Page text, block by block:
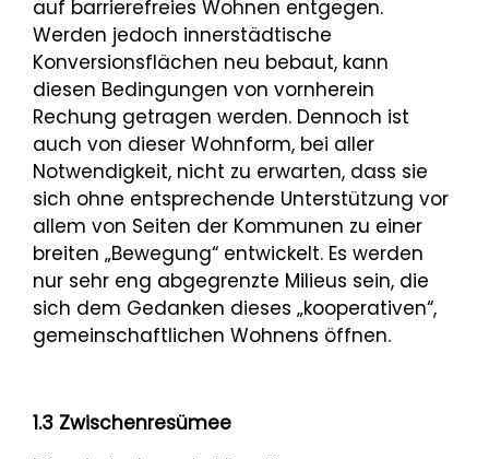
auf barrierefreies Wohnen entgegen.
Werden jedoch innerstädtische
Konversionsflächen neu bebaut, kann
diesen Bedingungen von vornherein
Rechung getragen werden. Dennoch ist
auch von dieser Wohnform, bei aller
Notwendigkeit, nicht zu erwarten, dass sie
sich ohne entsprechende Unterstützung vor
allem von Seiten der Kommunen zu einer
breiten „Bewegung“ entwickelt. Es werden
nur sehr eng abgegrenzte Milieus sein, die
sich dem Gedanken dieses „kooperativen“,
gemeinschaftlichen Wohnens öffnen.
1.3 Zwischenresümee